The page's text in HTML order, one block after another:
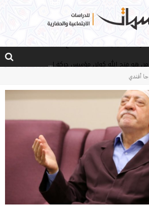
الأستاذ عالما عارفا حكيما
مصادر العلم وسببه
أفندي